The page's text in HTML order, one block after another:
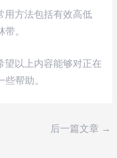
用方法包括有效高低
。
望以上内容能够对正在
帮助。
后一篇文章 →